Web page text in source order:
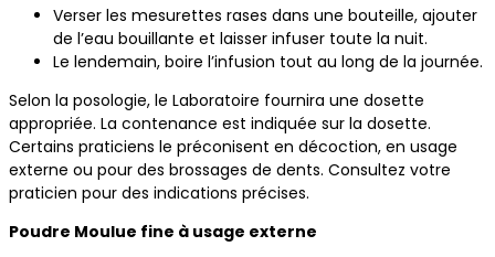
Verser les mesurettes rases dans une bouteille, ajouter
de l’eau bouillante et laisser infuser toute la nuit.
Le lendemain, boire l’infusion tout au long de la journée.
Selon la posologie, le Laboratoire fournira une dosette
appropriée. La contenance est indiquée sur la dosette.
Certains praticiens le préconisent en décoction, en usage
externe ou pour des brossages de dents. Consultez votre
praticien pour des indications précises.
Poudre Moulue fine à usage externe